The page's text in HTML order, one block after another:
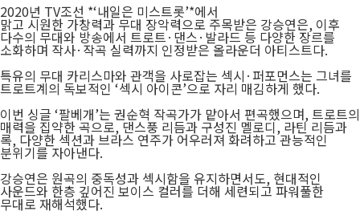
2020년 TV조선 *‘내일은 미스트롯’*에서
맑고 시원한 가창력과 무대 장악력으로 주목받은 강승연은, 이후
다수의 무대와 방송에서 트로트·댄스·발라드 등 다양한 장르를
소화하며 작사·작곡 실력까지 인정받은 올라운더 아티스트다.
특유의 무대 카리스마와 관객을 사로잡는 섹시·퍼포먼스는 그녀를
트로트계의 독보적인 ‘섹시 아이콘’으로 자리 매김하게 했다.
이번 싱글 ‘팔베개’는 권순혁 작곡가가 맡아서 편곡했으며, 트로트의
매력을 집약한 곡으로, 댄스풍 리듬과 구성진 멜로디, 라틴 리듬과
록, 다양한 섹션과 브라스 연주가 어우러져 화려하고 관능적인
분위기를 자아낸다.
강승연은 원곡의 중독성과 섹시함을 유지하면서도, 현대적인
사운드와 한층 깊어진 보이스 컬러를 더해 세련되고 파워풀한
무대로 재해석했다.